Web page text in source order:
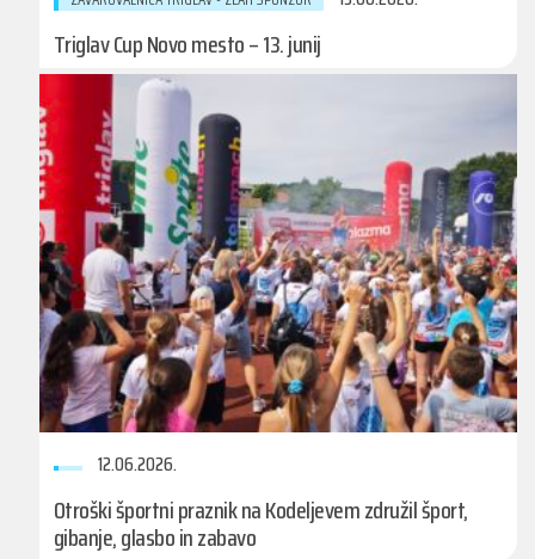
Triglav Cup Novo mesto – 13. junij
12.06.2026.
Otroški športni praznik na Kodeljevem združil šport,
gibanje, glasbo in zabavo